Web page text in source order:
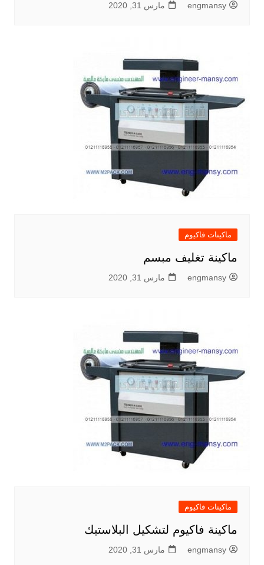
engmansy مارس 31, 2020
ماكينات فاكيوم
ماكينة تغليف مبسم
engmansy مارس 31, 2020
ماكينات فاكيوم
ماكينة فاكيوم لتشكيل البلاستيك
engmansy مارس 31, 2020